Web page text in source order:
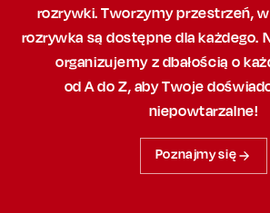
rozrywki. Tworzymy przestrzeń,
rozrywka są dostępne dla każdego.
organizujemy z dbałością o
od A do Z, abyTwoje
niepowtarzalne!
Poznajmy się